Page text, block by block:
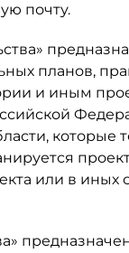
почту.
планов,
и иным
или в иных